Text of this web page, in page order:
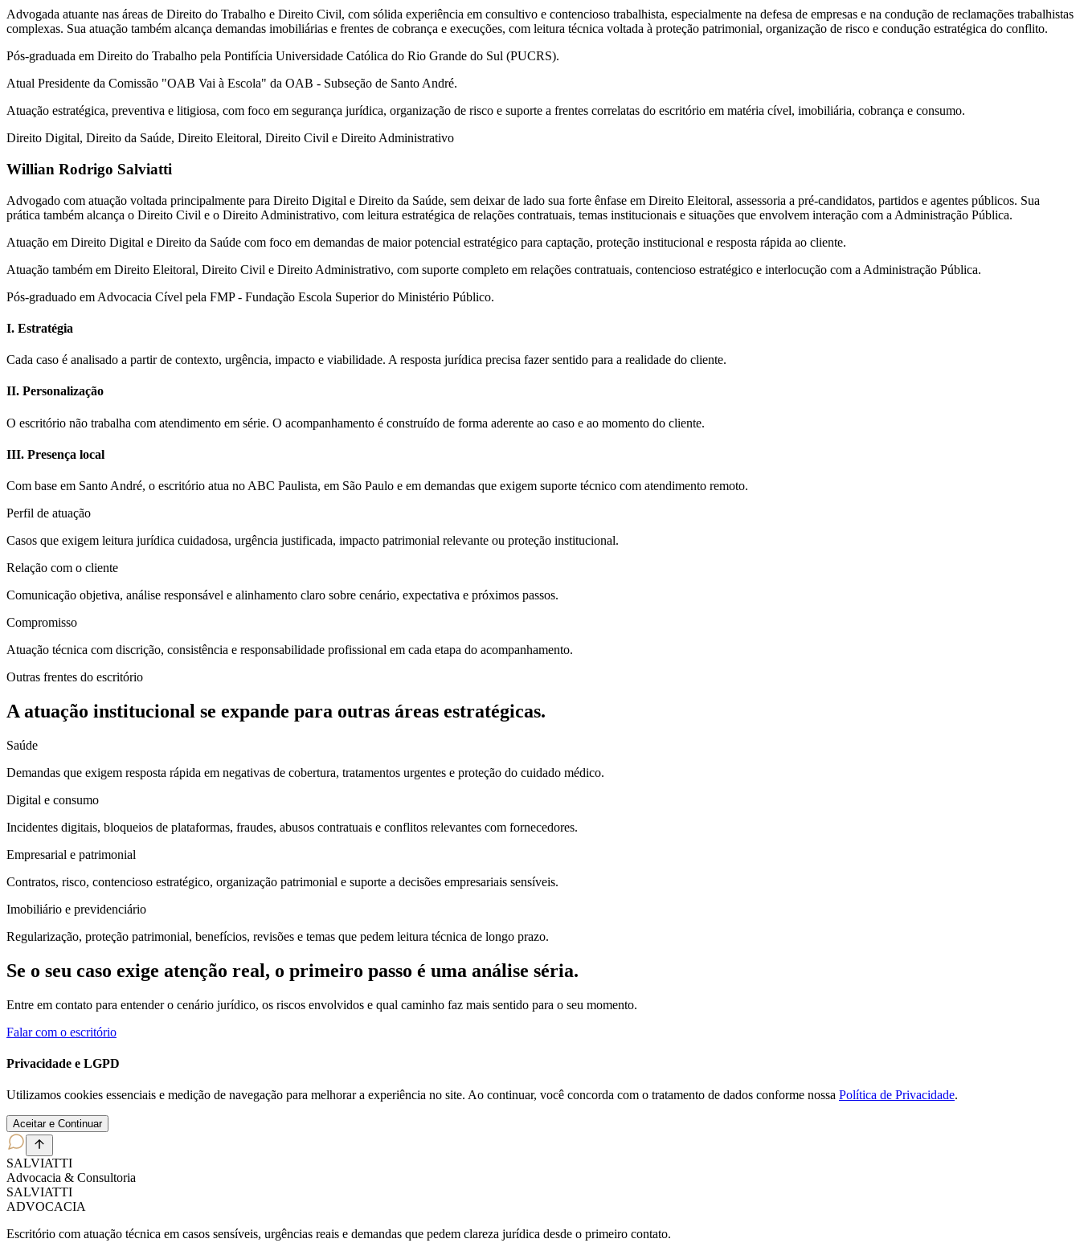
Advogada atuante nas áreas de Direito do Trabalho e Direito Civil, com sólida experiência em consultivo e contencioso trabalhista, especialmente na defesa de empresas e na condução de reclamações trabalhistas
complexas. Sua atuação também alcança demandas imobiliárias e frentes de cobrança e execuções, com leitura técnica voltada à proteção patrimonial, organização de risco e condução estratégica do conflito.
Pós-graduada em Direito do Trabalho pela Pontifícia Universidade Católica do Rio Grande do Sul (PUCRS).
Atual Presidente da Comissão "OAB Vai à Escola" da OAB - Subseção de Santo André.
Atuação estratégica, preventiva e litigiosa, com foco em segurança jurídica, organização de risco e suporte a frentes correlatas do escritório em matéria cível, imobiliária, cobrança e consumo.
Direito Digital, Direito da Saúde, Direito Eleitoral, Direito Civil e Direito Administrativo
Willian Rodrigo Salviatti
Advogado com atuação voltada principalmente para Direito Digital e Direito da Saúde, sem deixar de lado sua forte ênfase em Direito Eleitoral, assessoria a pré-candidatos, partidos e agentes públicos. Sua
prática também alcança o Direito Civil e o Direito Administrativo, com leitura estratégica de relações contratuais, temas institucionais e situações que envolvem interação com a Administração Pública.
Atuação em Direito Digital e Direito da Saúde com foco em demandas de maior potencial estratégico para captação, proteção institucional e resposta rápida ao cliente.
Atuação também em Direito Eleitoral, Direito Civil e Direito Administrativo, com suporte completo em relações contratuais, contencioso estratégico e interlocução com a Administração Pública.
Pós-graduado em Advocacia Cível pela FMP - Fundação Escola Superior do Ministério Público.
I. Estratégia
Cada caso é analisado a partir de contexto, urgência, impacto e viabilidade. A resposta jurídica precisa fazer sentido para a realidade do cliente.
II. Personalização
O escritório não trabalha com atendimento em série. O acompanhamento é construído de forma aderente ao caso e ao momento do cliente.
III. Presença local
Com base em Santo André, o escritório atua no ABC Paulista, em São Paulo e em demandas que exigem suporte técnico com atendimento remoto.
Perfil de atuação
Casos que exigem leitura jurídica cuidadosa, urgência justificada, impacto patrimonial relevante ou proteção institucional.
Relação com o cliente
Comunicação objetiva, análise responsável e alinhamento claro sobre cenário, expectativa e próximos passos.
Compromisso
Atuação técnica com discrição, consistência e responsabilidade profissional em cada etapa do acompanhamento.
Outras frentes do escritório
A atuação institucional se expande para outras áreas estratégicas.
Saúde
Demandas que exigem resposta rápida em negativas de cobertura, tratamentos urgentes e proteção do cuidado médico.
Digital e consumo
Incidentes digitais, bloqueios de plataformas, fraudes, abusos contratuais e conflitos relevantes com fornecedores.
Empresarial e patrimonial
Contratos, risco, contencioso estratégico, organização patrimonial e suporte a decisões empresariais sensíveis.
Imobiliário e previdenciário
Regularização, proteção patrimonial, benefícios, revisões e temas que pedem leitura técnica de longo prazo.
Se o seu caso exige atenção real, o primeiro passo é uma análise séria.
Entre em contato para entender o cenário jurídico, os riscos envolvidos e qual caminho faz mais sentido para o seu momento.
Falar com o escritório
Privacidade e LGPD
Utilizamos cookies essenciais e medição de navegação para melhorar a experiência no site. Ao continuar, você concorda com o tratamento de dados conforme nossa Política de Privacidade.
Aceitar e Continuar
SALVIATTI
Advocacia & Consultoria
SALVIATTI
ADVOCACIA
Escritório com atuação técnica em casos sensíveis, urgências reais e demandas que pedem clareza jurídica desde o primeiro contato.